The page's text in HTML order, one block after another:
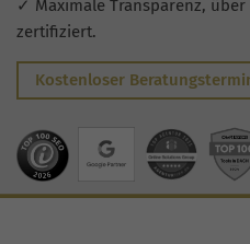
✓ Maximale Transparenz, über
zertifiziert.
Kostenloser